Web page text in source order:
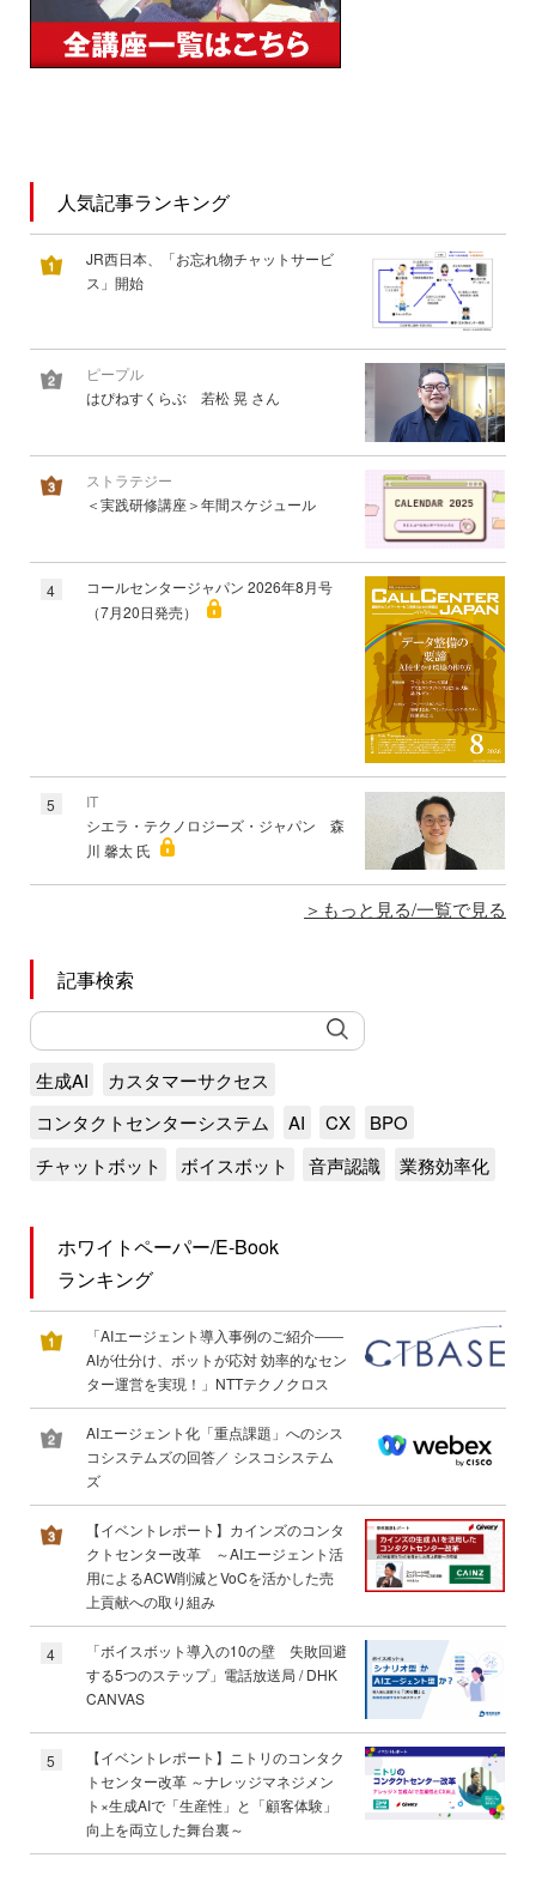
人気記事ランキング
JR西日本、「お忘れ物チャットサービ
ス」開始
ピープル
はぴねすくらぶ 若松 晃 さん
ストラテジー
＜実践研修講座＞年間スケジュール
4
コールセンタージャパン 2026年8月号
（7月20日発売）
5
IT
シエラ・テクノロジーズ・ジャパン 森
川 馨太 氏
もっと見る/一覧で見る
記事検索
生成AI
カスタマーサクセス
コンタクトセンターシステム
AI CX
BPO
チャットボット
ボイスボット 音声認識 業務効率化
ホワイトペーパー/E-Book
ランキング
「AIエージェント導入事例のご紹介――
AIが仕分け、ボットが応対 効率的なセン
ター運営を実現！」NTTテクノクロス
AIエージェント化「重点課題」へのシス
コシステムズの回答／ シスコシステム
ズ
【イベントレポート】カインズのコンタ
クトセンター改革 ～AIエージェント活
用によるACW削減とVoCを活かした売
上貢献への取り組み
4
「ボイスボット導入の10の壁 失敗回避
する5つのステップ」電話放送局 / DHK
CANVAS
5
【イベントレポート】ニトリのコンタク
トセンター改革 ～ナレッジマネジメン
ト×生成AIで「生産性」と「顧客体験」
向上を両立した舞台裏～